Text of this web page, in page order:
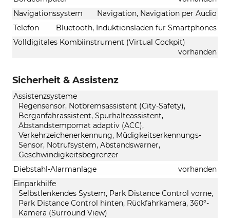
Navigationssystem
Navigation, Navigation per Audio
Telefon
Bluetooth, Induktionsladen für Smartphones
Volldigitales Kombiinstrument (Virtual Cockpit)
vorhanden
Sicherheit & Assistenz
Assistenzsysteme
Regensensor, Notbremsassistent (City-Safety),
Berganfahrassistent, Spurhalteassistent,
Abstandstempomat adaptiv (ACC),
Verkehrzeichenerkennung, Müdigkeitserkennungs-
Sensor, Notrufsystem, Abstandswarner,
Geschwindigkeitsbegrenzer
Diebstahl-Alarmanlage
vorhanden
Einparkhilfe
Selbstlenkendes System, Park Distance Control vorne,
Park Distance Control hinten, Rückfahrkamera, 360°-
Kamera (Surround View)